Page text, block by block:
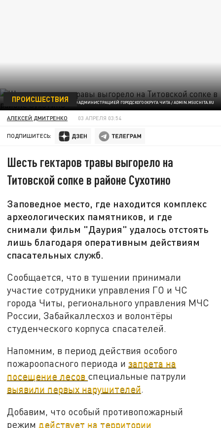
ФОТО ПРЕДОСТАВЛЕНО АДМИНИСТРАЦИЕЙ ГОРОДСКОГО ОКРУГА ЧИТА / ADMIN.MSUCHITA.RU
ПРОИСШЕСТВИЯ
АЛЕКСЕЙ ДМИТРЕНКО 03 АПРЕЛЯ 03:54
ПОДПИШИТЕСЬ:
Шесть гектаров травы выгорело на
Титовской сопке в районе Сухотино
Заповедное место, где находится комплекс
археологических памятников, и где
снимали фильм "Даурия" удалось отстоять
лишь благодаря оперативным действиям
спасательных служб.
Сообщается, что в тушении принимали
участие сотрудники управления ГО и ЧС
города Читы, регионального управления МЧС
России, Забайкаллесхоз и волонтёры
студенческого корпуса спасателей.
Напомним, в период действия особого
пожароопасного периода изапрета на
посещение лесов специальные патрули
выявили первых нарушителей.
Добавим, что особый противопожарный
режим действует на территории